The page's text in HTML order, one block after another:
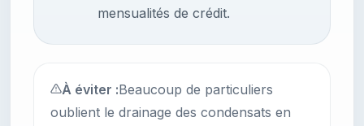
mensualités de crédit.
À éviter :Beaucoup de particuliers
oublient le drainage des condensats en